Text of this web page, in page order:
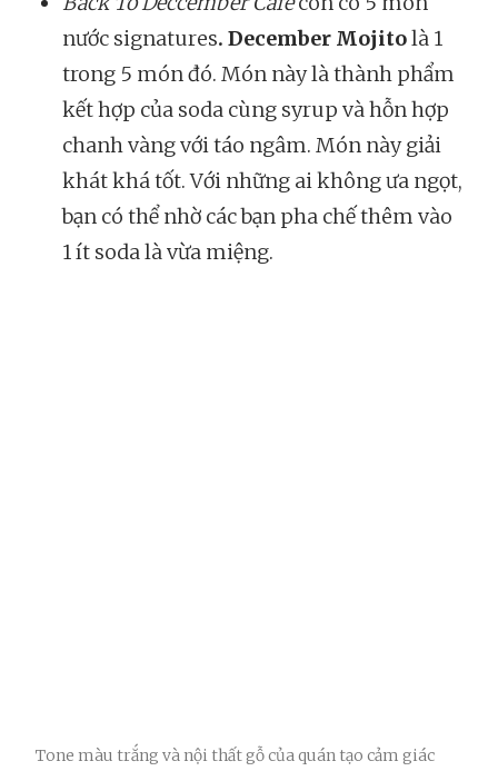
nước signatures. December Mojitolà 1
trong 5 món đó. Món này là thành phẩm
kết hợp của soda cùng syrup và hỗn hợp
chanh vàng với táo ngâm. Món này giải
khát khá tốt. Với những ai không ưa ngọt,
bạn có thể nhờ các bạn pha chế thêm vào
1 ít soda là vừa miệng.
Tone màu trắng và nội thất gỗ của quán tạo cảm giác